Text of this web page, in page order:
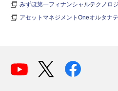
みずほ第一フィナンシャルテクノロ
アセットマネジメントOneオルタナ